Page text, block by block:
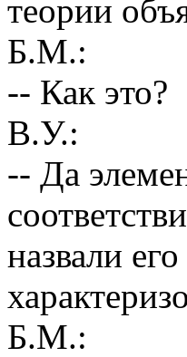
теории
Б.М.:
-- Как это?
В.У.:
-- Да
назвали
Б.М.: